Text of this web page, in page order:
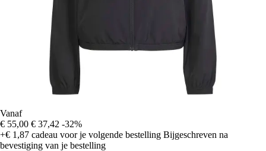
Vanaf
€ 55,00 € 37,42 -32%
+€ 1,87 cadeau voor je volgende bestelling Bijgeschreven na
bevestiging van je bestelling